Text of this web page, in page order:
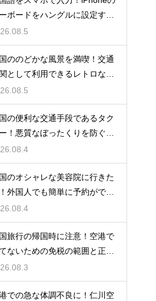
ボードをハングルに設定する
ののどかな風景を満喫！交通
として利用できるレトロな観
馬車
の便利な交通手段であるタク
！悪質なぼったくりを防ぐ確
対策
のオシャレな美容院に行きた
外国人でも簡単に予約ができ
プリ
旅行の帰国時に注意！空港で
ないための免税の範囲と正し
算
での急な体調不良に！仁川空